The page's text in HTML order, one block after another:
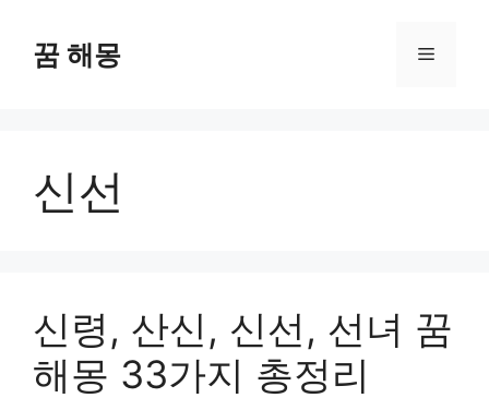
꿈 해몽 메
신선
신령, 산신, 신선, 선녀 꿈
해몽 33가지 총정리